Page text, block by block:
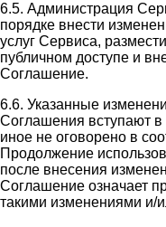
6.5. Администрация
порядке внести
услуг Сервиса,
публичном доступе и
Соглашение.
6.6. Указанные
Соглашения вступают в
иное не оговорено в
Продолжение
после внесения
Соглашение означает
такими изменениями и/